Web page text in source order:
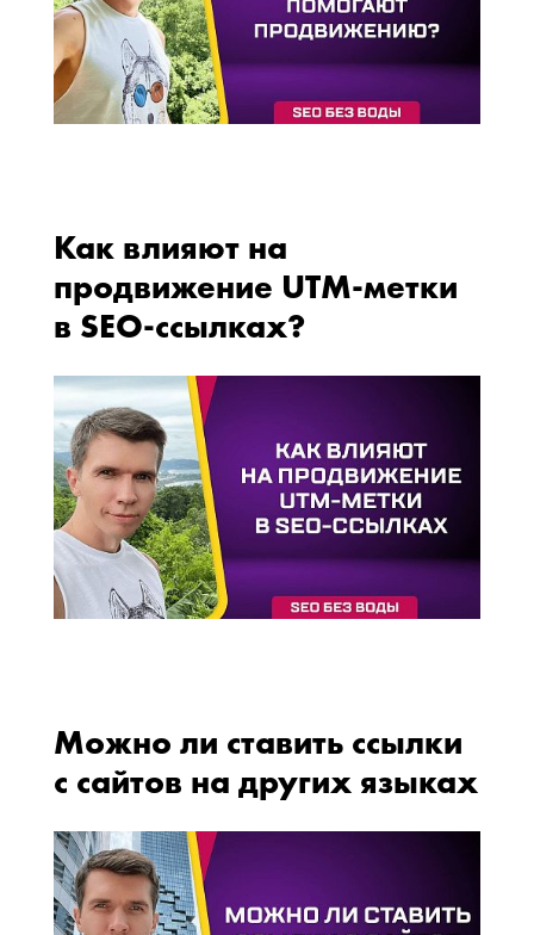
Как влияют на
продвижение UTM-метки
в SEO-ссылках?
Можно ли ставить ссылки
с сайтов на других языках